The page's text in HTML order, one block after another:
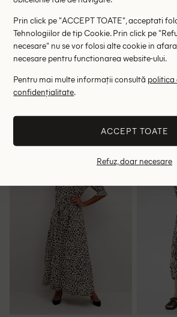
Rochie medie Saint Tropez,
animal print
118.00 lei
- 51%
Prin click pe "ACCEPT TOATE", acceptati
Tehnologiilor de tip Cookie. Prin click pe
necesare" nu se vor folosi alte cookie in
necesare pentru functionarea website-ului.
Pentru mai multe informații consultă politica
confidențialitate.
ACCEPT TOATE
Refuz, doar necesare